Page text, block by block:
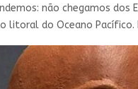
não chegamos
do Oceano Pacífico.